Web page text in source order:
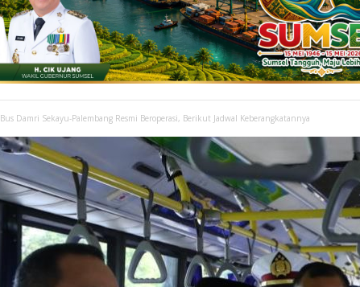
Bus Damri Sekayu-Palembang Resmi Beroperasi, Berikut Jadwal Keberangkatannya